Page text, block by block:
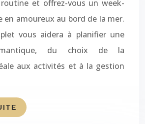
routine et offrez-vous un week-
en amoureux au bord de la mer.
vous aidera à planifier une
du choix de la
aux activités et à la gestion